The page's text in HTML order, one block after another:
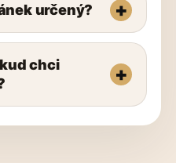
určený?
chci